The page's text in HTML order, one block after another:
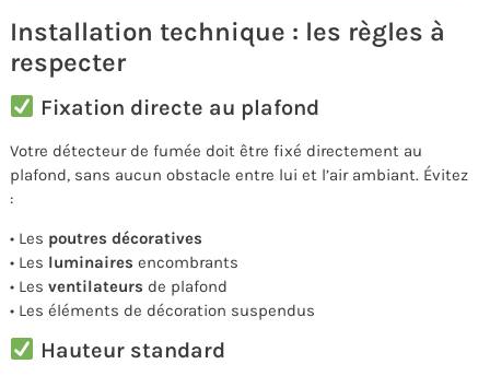
Installation technique : les règles à
respecter
Fixation directe au plafond
Votre détecteur de fumée doit être fixé directement au
plafond, sans aucun obstacle entre lui et l’air ambiant. Évitez
:
• Les poutres décoratives
• Les luminaires encombrants
• Les ventilateurs de plafond
• Les éléments de décoration suspendus
Hauteur standard